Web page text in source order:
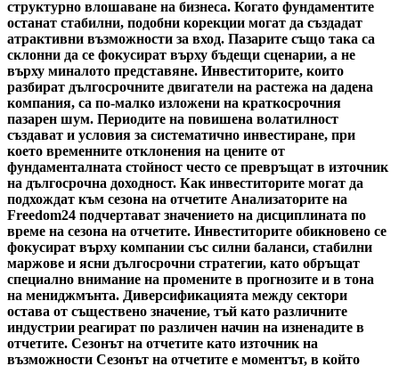
структурно влошаване на бизнеса. Когато фундаментите
останат стабилни, подобни корекции могат да създадат
атрактивни възможности за вход. Пазарите също така са
склонни да се фокусират върху бъдещи сценарии, а не
върху миналото представяне. Инвеститорите, които
разбират дългосрочните двигатели на растежа на дадена
компания, са по-малко изложени на краткосрочния
пазарен шум. Периодите на повишена волатилност
създават и условия за систематично инвестиране, при
което временните отклонения на цените от
фундаменталната стойност често се превръщат в източник
на дългосрочна доходност. Как инвеститорите могат да
подхождат към сезона на отчетите Анализаторите на
Freedom24 подчертават значението на дисциплината по
време на сезона на отчетите. Инвеститорите обикновено се
фокусират върху компании със силни баланси, стабилни
маржове и ясни дългосрочни стратегии, като обръщат
специално внимание на промените в прогнозите и в тона
на мениджмънта. Диверсификацията между сектори
остава от съществено значение, тъй като различните
индустрии реагират по различен начин на изненадите в
отчетите. Сезонът на отчетите като източник на
възможности Сезонът на отчетите е моментът, в който